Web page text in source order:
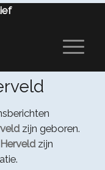
zijn geboren.
Herveldzijn